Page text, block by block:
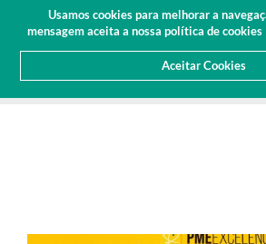
Usamos cookies para melhorar a
mensagem aceita a nossa política de cookies
Aceitar Cookies
Orçamento(0)